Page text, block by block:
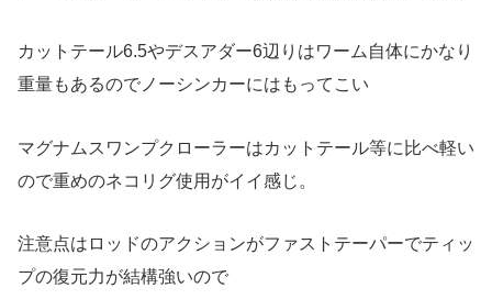
カットテール6.5やデスアダー6辺りはワーム自体にかなり
重量もあるのでノーシンカーにはもってこい
マグナムスワンプクローラーはカットテール等に比べ軽い
ので重めのネコリグ使用がイイ感じ。
注意点はロッドのアクションがファストテーパーでティッ
プの復元力が結構強いので